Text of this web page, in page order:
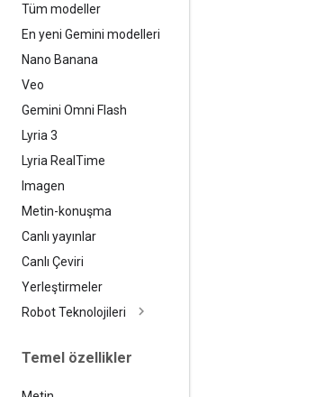
Tüm modeller
En yeni Gemini modelleri
Nano Banana
Veo
Gemini Omni Flash
Lyria 3
Lyria Real Time
Imagen
Metin-konuşma
Canlı yayınlar
Canlı Çeviri
Yerleştirmeler
Robot Teknolojileri
Temel özellikler